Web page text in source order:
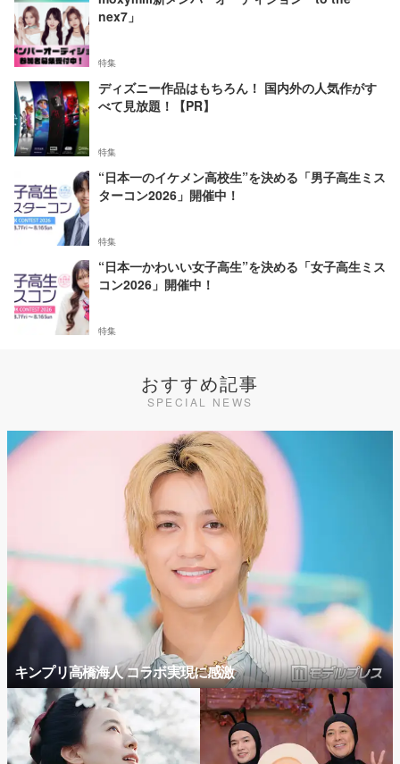
nex7」
特集
ディズニー作品はもちろん！ 国内外の人気作がす
べて見放題！【PR】
特集
“日本一のイケメン高校生”を決める「男子高生ミス
ターコン2026」開催中！
特集
“日本一かわいい女子高生”を決める「女子高生ミス
コン2026」開催中！
特集
おすすめ記事
SPECIAL NEWS
キンプリ高橋海人 コラボ実現に感激